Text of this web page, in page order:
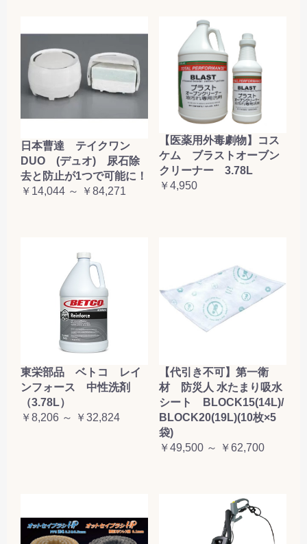
日本曹達 テイクワン
DUO (デュオ) 尿石除
去と防止が1つで可能に！
￥14,044 ～ ￥84,271
【医薬用外毒劇物】コス
ケム ブラストオーブン
クリーナー 3.78L
￥4,950
東栄部品 ベトコ レイ
ンフォース 中性洗剤
（3.78L）
￥8,206 ～ ￥32,824
【代引き不可】第一衛
材 防災人 水たまり吸水
シート BLOCK15(14L)/
BLOCK20(19L)(10枚×5
袋)
￥49,500 ～ ￥62,700